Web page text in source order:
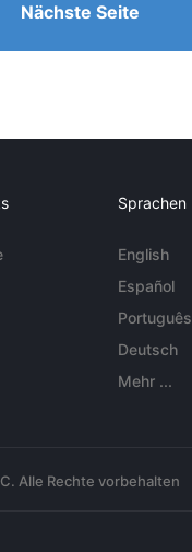
Nächste Seite
Sprachen
English
Español
Português
Deutsch
Mehr ...
Alle Rechte vorbehalten